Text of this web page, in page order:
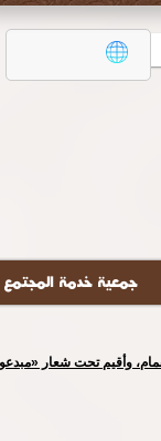
جمعية خدمة المجتمع
همام، وأقيم تحت شعار